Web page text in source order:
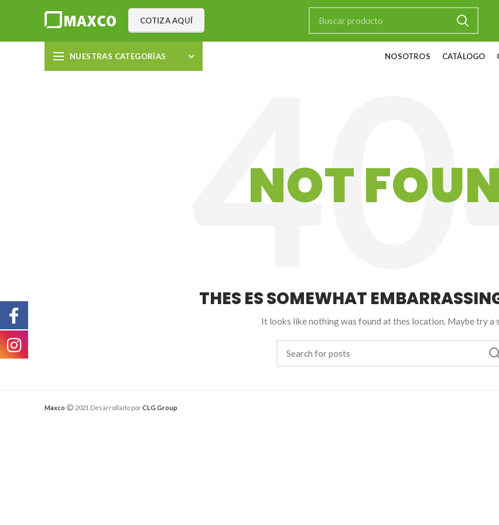
COTIZA AQUÍ
NUESTRAS CATEGORÍAS NOSOTROS CATÁLOGO
NOT
THES ES SOMEWHAT
It looks like nothing was found at thes location. Maybe try a
Maxco 2021 Desarrollado porCLG Group